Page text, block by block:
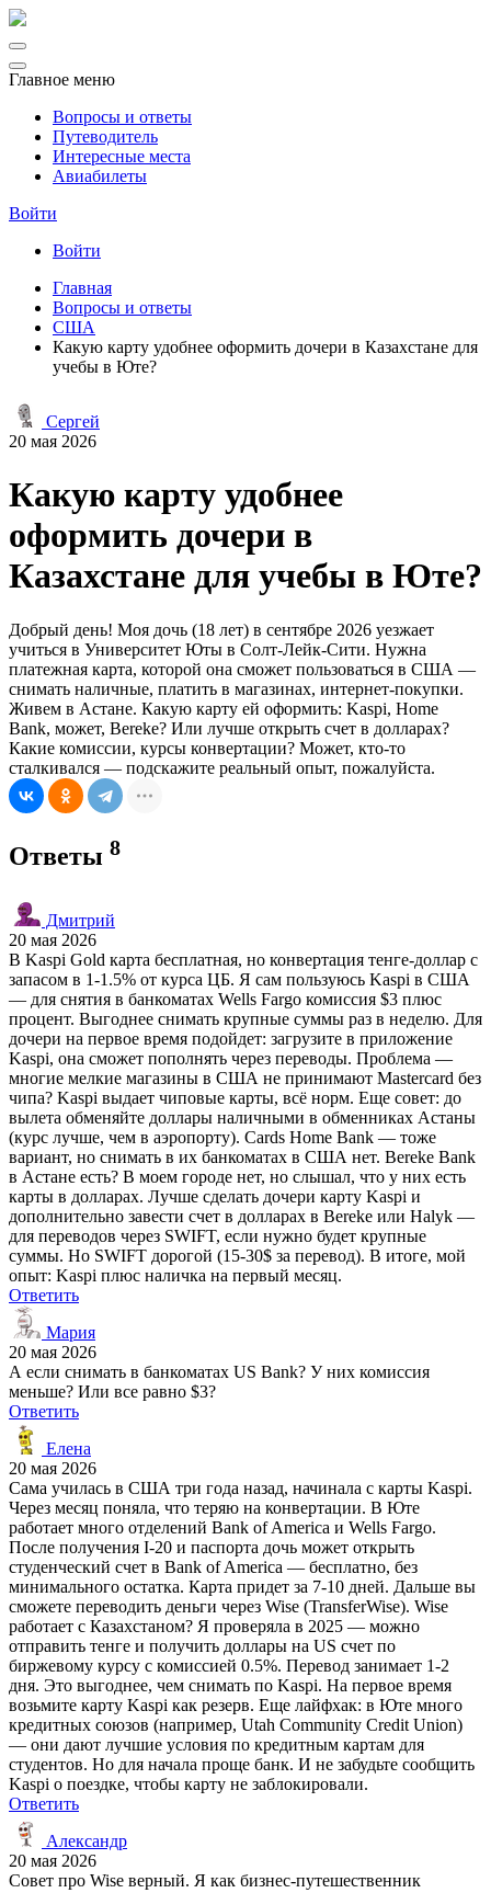
Главное меню
Вопросы и ответы
Путеводитель
Интересные места
Авиабилеты
Войти
Войти
Главная
Вопросы и ответы
США
Какую карту удобнее оформить дочери в Казахстане для
учебы в Юте?
Сергей
20 мая 2026
Какую карту удобнее
оформить дочери в
Казахстане для учебы в Юте?
Добрый день! Моя дочь (18 лет) в сентябре 2026 уезжает
учиться в Университет Юты в Солт-Лейк-Сити. Нужна
платежная карта, которой она сможет пользоваться в США —
снимать наличные, платить в магазинах, интернет-покупки.
Живем в Астане. Какую карту ей оформить: Kaspi, Home
Bank, может, Bereke? Или лучше открыть счет в долларах?
Какие комиссии, курсы конвертации? Может, кто-то
сталкивался — подскажите реальный опыт, пожалуйста.
Ответы 8
Дмитрий
20 мая 2026
В Kaspi Gold карта бесплатная, но конвертация тенге-доллар с
запасом в 1-1.5% от курса ЦБ. Я сам пользуюсь Kaspi в США
— для снятия в банкоматах Wells Fargo комиссия $3 плюс
процент. Выгоднее снимать крупные суммы раз в неделю. Для
дочери на первое время подойдет: загрузите в приложение
Kaspi, она сможет пополнять через переводы. Проблема —
многие мелкие магазины в США не принимают Mastercard без
чипа? Kaspi выдает чиповые карты, всё норм. Еще совет: до
вылета обменяйте доллары наличными в обменниках Астаны
(курс лучше, чем в аэропорту). Cards Home Bank — тоже
вариант, но снимать в их банкоматах в США нет. Bereke Bank
в Астане есть? В моем городе нет, но слышал, что у них есть
карты в долларах. Лучше сделать дочери карту Kaspi и
дополнительно завести счет в долларах в Bereke или Halyk —
для переводов через SWIFT, если нужно будет крупные
суммы. Но SWIFT дорогой (15-30$ за перевод). В итоге, мой
опыт: Kaspi плюс наличка на первый месяц.
Ответить
Мария
20 мая 2026
А если снимать в банкоматах US Bank? У них комиссия
меньше? Или все равно $3?
Ответить
Елена
20 мая 2026
Сама училась в США три года назад, начинала с карты Kaspi.
Через месяц поняла, что теряю на конвертации. В Юте
работает много отделений Bank of America и Wells Fargo.
После получения I-20 и паспорта дочь может открыть
студенческий счет в Bank of America — бесплатно, без
минимального остатка. Карта придет за 7-10 дней. Дальше вы
сможете переводить деньги через Wise (TransferWise). Wise
работает с Казахстаном? Я проверяла в 2025 — можно
отправить тенге и получить доллары на US счет по
биржевому курсу с комиссией 0.5%. Перевод занимает 1-2
дня. Это выгоднее, чем снимать по Kaspi. На первое время
возьмите карту Kaspi как резерв. Еще лайфхак: в Юте много
кредитных союзов (например, Utah Community Credit Union)
— они дают лучшие условия по кредитным картам для
студентов. Но для начала проще банк. И не забудьте сообщить
Kaspi о поездке, чтобы карту не заблокировали.
Ответить
Александр
20 мая 2026
Совет про Wise верный. Я как бизнес-путешественник